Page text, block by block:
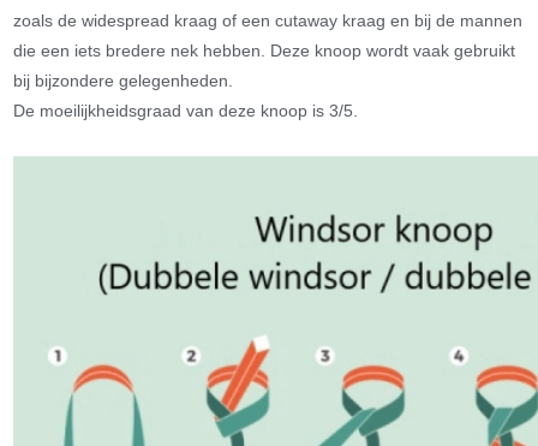
zoals de widespread kraag of een cutaway kraag en bij de mannen
die een iets bredere nek hebben. Deze knoop wordt vaak gebruikt
bij bijzondere gelegenheden.
De moeilijkheidsgraad van deze knoop is 3/5.